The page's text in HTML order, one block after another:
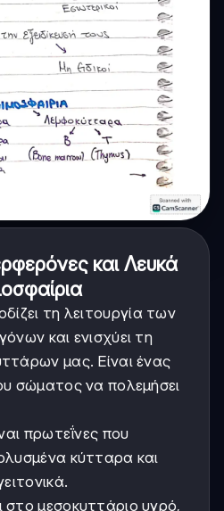
και Λευκά
τη λειτουργία των
και ενισχύει τη
μας. Είναι ένας
σώματος να πολεμήσει
πρωτεΐνες που
κύτταρα και
μεσοκυττάριο υγρό,